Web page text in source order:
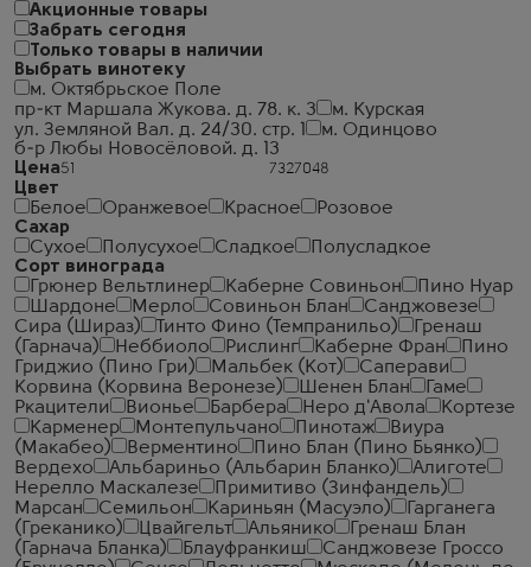
Акционные товары
Забрать сегодня
Только товары в наличии
Выбрать винотеку
м. Октябрьское Поле
пр-кт Маршала Жукова. д. 78. к. 3
м. Курская
ул. Земляной Вал. д. 24/30. стр. 1
м. Одинцово
б-р Любы Новосёловой. д. 13
Цена
Цвет
Белое
Оранжевое Красное
Розовое
Сахар
Сухое
Полусухое Сладкое
Полусладкое
Сорт винограда
Грюнер Вельтлинер
Каберне Совиньон
Пино Нуар
Шардоне
Мерло Совиньон Блан
Санджовезе
Сира (Шираз)
Тинто Фино (Темпранильо)
Гренаш
(Гарнача)
Неббиоло Рислинг Каберне Фран
Пино
Гриджио (Пино Гри)
Мальбек (Кот)
Саперави
Корвина (Корвина Веронезе)
Шенен Блан
Гаме
Ркацители
Вионье Барбера Неро д'Авола
Кортезе
Карменер
Монтепульчано Пинотаж
Виура
(Макабео)
Верментино
Пино Блан (Пино Бьянко)
Вердехо
Альбариньо (Альбарин Бланко)
Алиготе
Нерелло Маскалезе
Примитиво (Зинфандель)
Марсан
Семильон Кариньян (Масуэло)
Гарганега
(Греканико)
Цвайгельт Альянико
Гренаш Блан
(Гарнача Бланка)
Блауфранкиш
Санджовезе Гроссо